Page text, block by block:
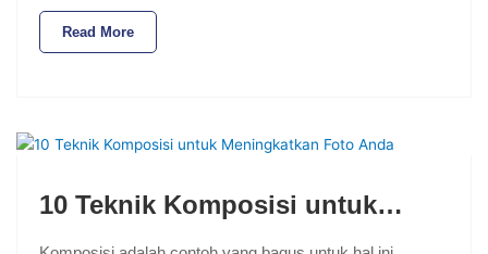
Read More
10 Teknik Komposisi untuk…